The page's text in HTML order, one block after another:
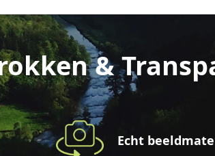
&
Echt